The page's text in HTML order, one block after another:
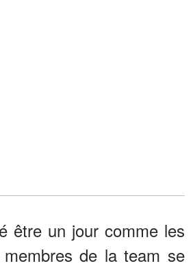
être un jour comme les
de la team se